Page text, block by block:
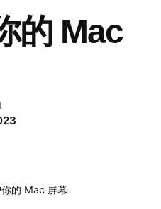
的 Mac
的 Mac 屏幕